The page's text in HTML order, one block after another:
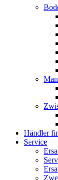
Händler
Service